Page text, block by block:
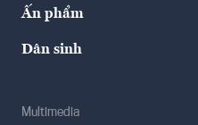
Ấn phẩm
Dân sinh
Multimedia